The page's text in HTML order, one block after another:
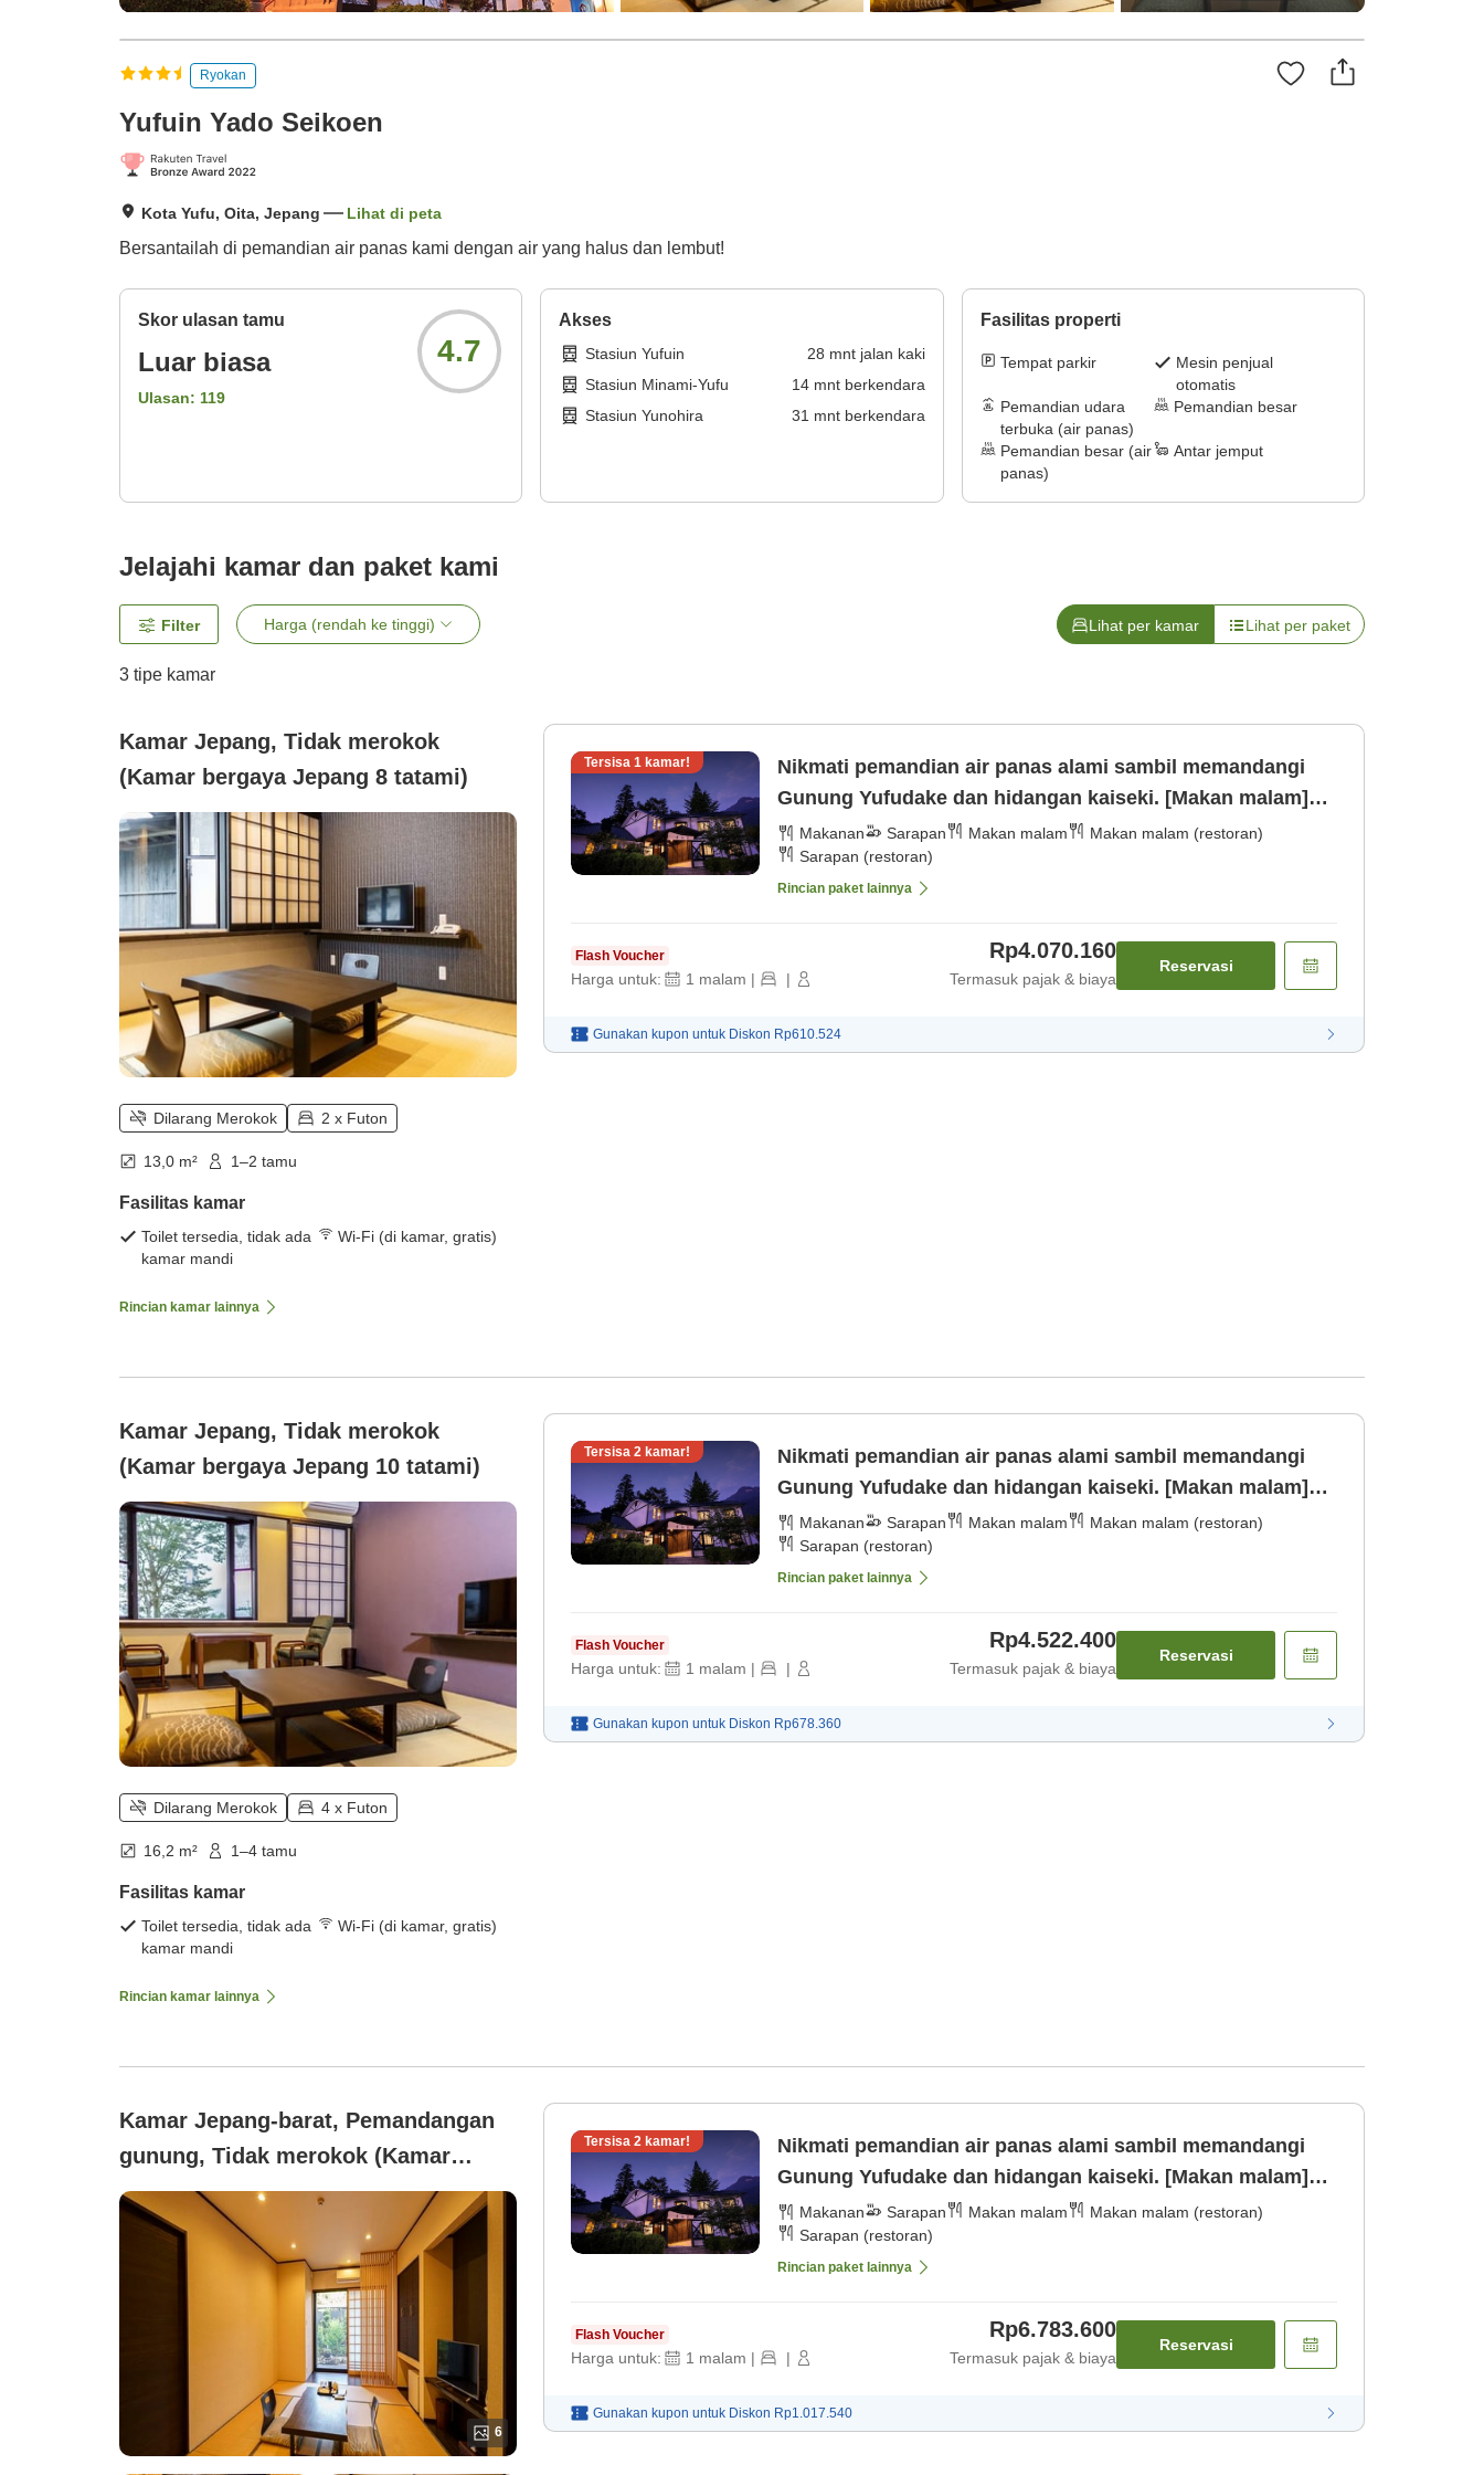
Ryokan
Yufuin Yado Seikoen
Kota Yufu, Oita, Jepang Lihat di peta
Bersantailah di pemandian air panas kami dengan air yang halus dan lembut!
Skor ulasan tamu
Luar biasa
Ulasan: 119
4.7
Akses
Stasiun Yufuin 28 mnt jalan kaki
Stasiun Minami-Yufu
14mnt berkendara
Stasiun Yunohira
31 mnt berkendara
Fasilitas properti
Tempat parkir
Mesin penjual
otomatis
Pemandian udara
terbuka (air panas)
Pemandian besar
Pemandian besar (air
panas)
Antar jemput
Jelajahi kamar dan paket kami
Filter Harga (rendah ke tinggi) Lihat per kamar Lihat per paket
3 tipe kamar
Kamar Jepang, Tidak merokok
(Kamar bergaya Jepang 8 tatami)
Dilarang Merokok 2 x Futon
13,0 m² 1–2 tamu
Fasilitas kamar
Toilet tersedia, tidak ada
kamar mandi
Wi-Fi (di kamar, gratis)
Rincian kamar lainnya
Tersisa 1 kamar!
Nikmati pemandian air panas alami sambil memandangi
Gunung Yufudake dan hidangan kaiseki. [Makan malam]
[Sarapan]
Makanan Sarapan Makan malam
Makan malam (restoran)
Sarapan (restoran)
Rincian paket lainnya
Flash Voucher
Harga untuk: 1 malam | |
Rp4.070.160
Termasuk pajak & biaya
Reservasi
Gunakan kupon untuk Diskon Rp610.524
Kamar Jepang, Tidak merokok
(Kamar bergaya Jepang 10 tatami)
Dilarang Merokok 4 x Futon
16,2 m² 1–4 tamu
Fasilitas kamar
Toilet tersedia, tidak ada
kamar mandi
Wi-Fi (di kamar, gratis)
Rincian kamar lainnya
Tersisa 2 kamar!
Nikmati pemandian air panas alami sambil memandangi
Gunung Yufudake dan hidangan kaiseki. [Makan malam]
[Sarapan]
Makanan Sarapan Makan malam
Makan malam (restoran)
Sarapan (restoran)
Rincian paket lainnya
Flash Voucher
Harga untuk: 1 malam | |
Rp4.522.400
Termasuk pajak & biaya
Reservasi
Gunakan kupon untuk Diskon Rp678.360
Kamar Jepang-barat, Pemandangan
gunung, Tidak merokok (Kamar
terpisah gaya Jepang dan Barat
dengan pemandian semi terbuka (10
tatami ruang gaya Jepang + kamar
6
Tersisa 2 kamar!
Nikmati pemandian air panas alami sambil memandangi
Gunung Yufudake dan hidangan kaiseki. [Makan malam]
[Sarapan]
Makanan Sarapan Makan malam
Makan malam (restoran)
Sarapan (restoran)
Rincian paket lainnya
Flash Voucher
Harga untuk: 1 malam | |
Rp6.783.600
Termasuk pajak & biaya
Reservasi
Gunakan kupon untuk Diskon Rp1.017.540